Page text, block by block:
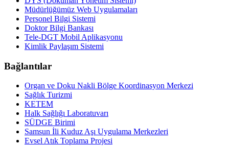
Müdürlüğümüz Web Uygulamaları
Personel Bilgi Sistemi
Doktor Bilgi Bankası
Tele-DGT Mobil Aplikasyonu
Kimlik Paylaşım Sistemi
Bağlantılar
Organ ve Doku Nakli Bölge Koordinasyon Merkezi
Sağlık Turizmi
KETEM
Halk Sağlığı Laboratuvarı
SÜDGE Birimi
Samsun İli Kuduz Aşı Uygulama Merkezleri
Evsel Atık Toplama Projesi